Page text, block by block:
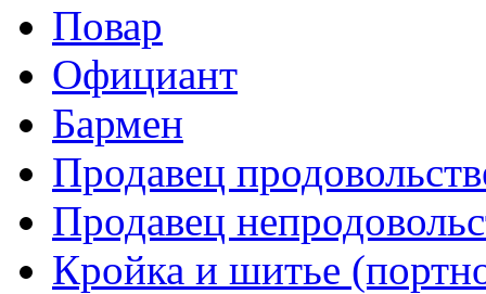
Повар
Официант
Бармен
Продавец
Продавец
Кройка и шитье